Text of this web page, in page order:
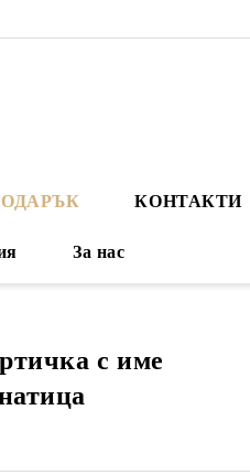
КОНТАКТИ
За нас
с име